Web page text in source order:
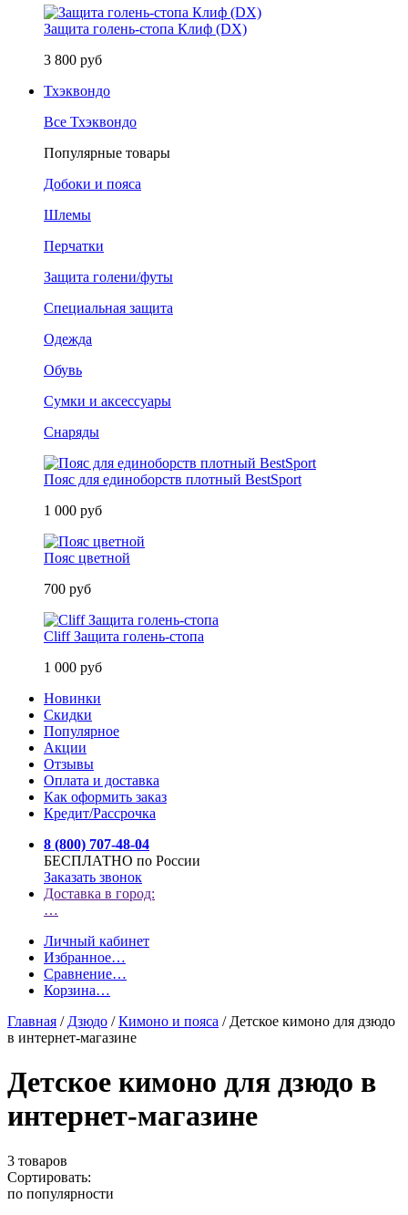
Защита голень-стопа Клиф (DX)
3 800 руб
Тхэквондо
Все Тхэквондо
Популярные товары
Добоки и пояса
Шлемы
Перчатки
Защита голени/футы
Специальная защита
Одежда
Обувь
Сумки и аксессуары
Снаряды
Пояс для единоборств плотный BestSport
1 000 руб
Пояс цветной
700 руб
Cliff Защита голень-стопа
1 000 руб
Новинки
Скидки
Популярное
Акции
Отзывы
Оплата и доставка
Как оформить заказ
Кредит/Рассрочка
8 (800) 707-48-04
БЕСПЛАТНО по России
Заказать звонок
Доставка в город:
…
Личный кабинет
Избранное…
Сравнение…
Корзина…
Главная / Дзюдо /Кимоно и пояса / Детское кимоно для дзюдо
в интернет-магазине
Детское кимоно для дзюдо в
интернет-магазине
3 товаров
Сортировать:
по популярности